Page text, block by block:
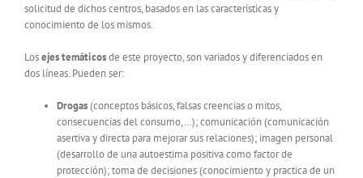
solicitud de dichos centros, basados en las características y
conocimiento de los mismos.
Losejes temáticosde este proyecto, son variados y diferenciados en
dos líneas. Pueden ser:
Drogas(conceptos básicos, falsas creencias o mitos,
consecuencias del consumo,…); comunicación (comunicación
asertiva y directa para mejorar sus relaciones); imagen personal
(desarrollo de una autoestima positiva como factor de
protección); toma de decisiones (conocimiento y practica de un